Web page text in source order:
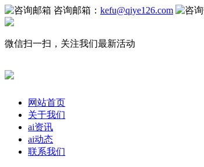
咨询邮箱： kefu@qiye126.com
微信扫一扫，关注我们最新活动
网站首页
关于我们
ai资讯
ai动态
联系我们